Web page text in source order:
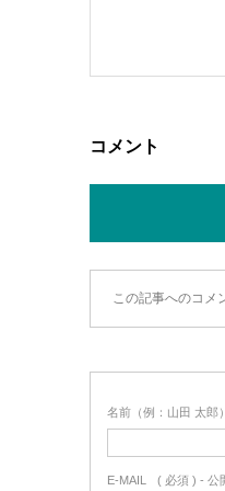
コメント
この記事へのコメ
名前（例：山田 太郎）
E-MAIL ( 必須 ) - 公